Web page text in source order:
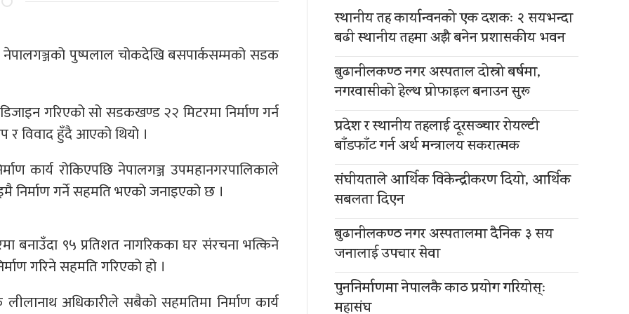
नेपालगञ्जको पुष्पलाल चोकदेखि बसपार्कसम्मको सडक
गरिएको सो सडकखण्ड २२ मिटरमा निर्माण गर्न
र विवाद हुँदै आएको थियो ।
कार्य रोकिएपछि नेपालगञ्ज उपमहानगरपालिकाले
गर्ने सहमति भएको जनाइएको छ ।
बनाउँदा ९५ प्रतिशत नागरिकका घर संरचना भत्किने
गरिने सहमति गरिएको हो ।
अधिकारीले सबैको सहमतिमा निर्माण कार्य
स्थानीय तह कार्यान्वनको एक दशकः २ सयभन्दा
बढी स्थानीय तहमा अझै बनेन प्रशासकीय भवन
बुढानीलकण्ठ नगर अस्पताल दोस्रो बर्षमा,
नगरवासीको हेल्थ प्रोफाइल बनाउन सुरू
प्रदेश र स्थानीय तहलाई दूरसञ्चार रोयल्टी
बाँडफाँट गर्न अर्थ मन्त्रालय सकरात्मक
संघीयताले आर्थिक विकेन्द्रीकरण दियो, आर्थिक
सबलता दिएन
बुढानीलकण्ठ नगर अस्पतालमा दैनिक ३ सय
जनालाई उपचार सेवा
पुननिर्माणमा नेपालकै काठ प्रयोग गरियोस्ः
महासंघ